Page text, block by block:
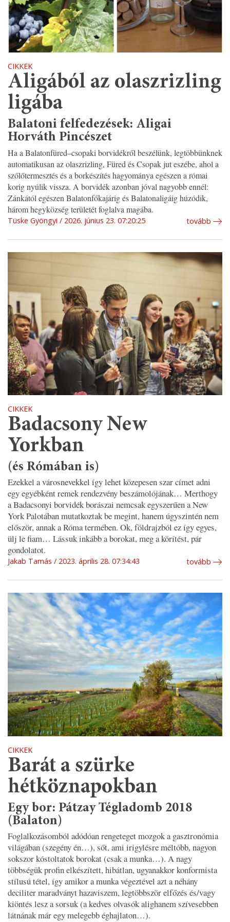
CIKKEK
Aligából az olaszrizling
ligába
Balatoni felfedezések: Aligai
Horváth Pincészet
Ha a Balatonfüred–csopaki borvidékről beszélünk, legtöbbünknek
automatikusan az olaszrizling, Füred és Csopak jut eszébe, ahol a
szőlőtermesztés és a borkészítés hagyománya egészen a római
korig nyúlik vissza. A borvidék azonban jóval nagyobb ennél:
Zánkától egészen Balatonfőkajárig és Balatonaligáig húzódik,
három hegyközség területét foglalva magába.
Tüske Gyöngyi 2026. június 23. 07:20:25 tovább
CIKKEK
Badacsony New
Yorkban
(és Rómában is)
Ezekkel a városnevekkel így lehet közepesen szar címet adni
egy egyébként remek rendezvény beszámolójának… Merthogy
a Badacsonyi borvidék borászai nemcsak egyszerűen a New
York Palotában mutatkoztak be megint, hanem úgyszintén nem
először, annak a Róma termében. Ok, földrajzból ez így egyes,
ülj le fiam… Lássuk inkább a borokat, meg a körítést, pár
gondolatot.
Jakab Tamás 2023. április 28. 07:34:43 tovább
CIKKEK
Barát a szürke
hétköznapokban
Egy bor: Pátzay Tégladomb 2018
(Balaton)
Foglalkozásomból adódóan rengeteget mozgok a gasztronómia
világában (szegény én…), sőt, ami irigylésre méltóbb, nagyon
sokszor kóstoltatok borokat (csak a munka…). A nagy
többségük profin elkészített, hibátlan, ugyanakkor konformista
stílusú tétel, így amikor a munka végeztével azt a néhány
deciliter maradványt hazaviszem, legtöbbször elfőzés és/vagy
kiöntés lesz a sorsuk (a kedves olvasók alighanem szívesebben
látnának már egy melegebb éghajlaton…).